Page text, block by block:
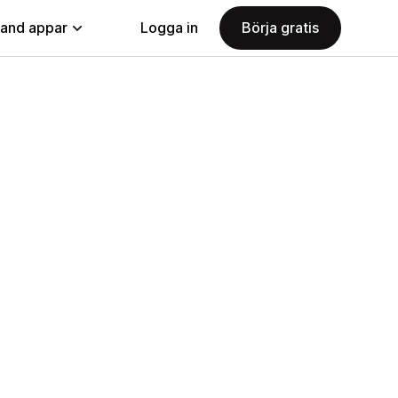
appar Logga in Börja gratis